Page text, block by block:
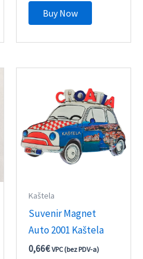
Buy Now
Kaštela
Suvenir Magnet
Auto 2001 Kaštela
0,66€ VPC (bez PDV-a)